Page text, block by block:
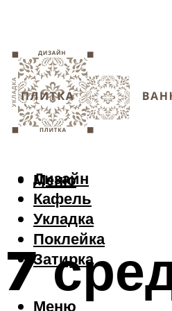
Дизайн
Кафель
Укладка
Поклейка
Затирка
Меню
Меню
7